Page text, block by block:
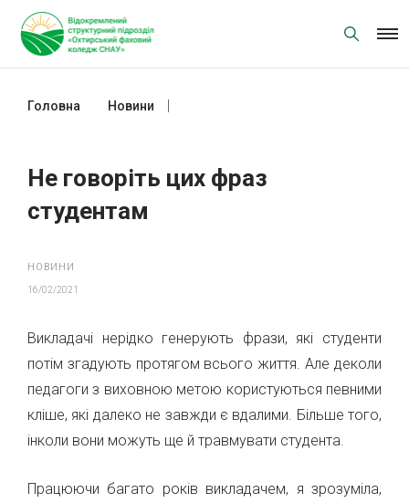
content
Головна Новини
Не говоріть цих фраз
студентам
НОВИНИ
16/02/2021
Викладачі нерідко генерують фрази, які студенти
потім згадують протягом всього життя. Але деколи
педагоги з виховною метою користуються певними
кліше, які далеко не завжди є вдалими. Більше того,
інколи вони можуть ще й травмувати студента.
Працюючи багато років викладачем, я зрозуміла,